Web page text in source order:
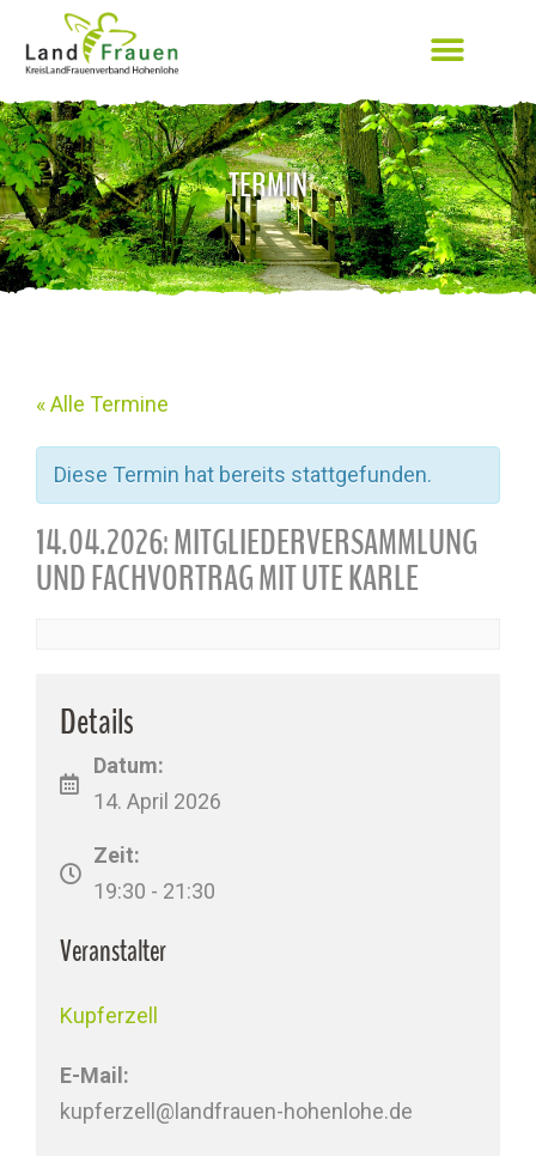
TERMIN
« Alle Termine
Diese Termin hat bereits stattgefunden.
14.04.2026: MITGLIEDERVERSAMMLUNG
UND FACHVORTRAG MIT UTE KARLE
Details
Datum:
14. April 2026
Zeit:
19:30 - 21:30
Veranstalter
Kupferzell
E-Mail:
kupferzell@landfrauen-hohenlohe.de